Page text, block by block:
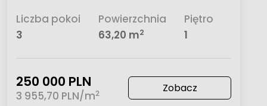
Liczba pokoi
3
Powierzchnia
63,20 m2
Piętro
1
250 000 PLN
3 955,70 PLN/m2 Zobacz